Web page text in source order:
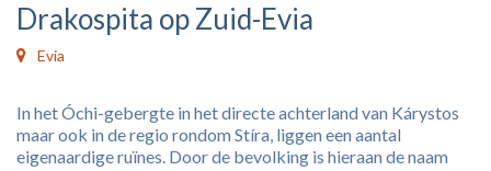
Drakospita op Zuid-Evia
Evia
In het Óchi-gebergte in het directe achterland van Kárystos
maar ook in de regio rondom Stíra, liggen een aantal
eigenaardige ruïnes. Door de bevolking is hieraan de naam